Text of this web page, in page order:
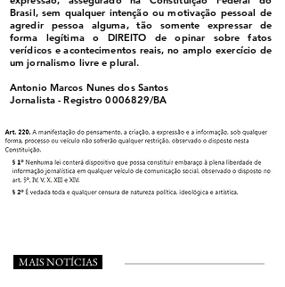
Brasil, sem qualquer intenção ou motivação pessoal de
agredir pessoa alguma, tão somente expressar de
forma legítima o DIREITO de opinar sobre fatos
verídicos e acontecimentos reais, no amplo exercício de
um jornalismo livre e plural.
Antonio Marcos Nunes dos Santos
Jornalista - Registro0006829/BA
MAIS NOTÍCIAS